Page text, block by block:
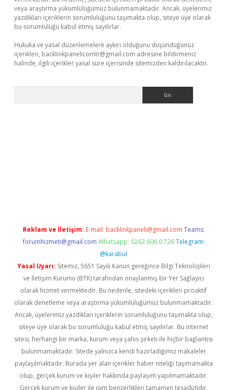
veya araştırma yükümlülüğümüz bulunmamaktadır. Ancak, üyelerimiz
yazdıkları içeriklerin sorumluluğunu taşımakta olup, siteye üye olarak
bu sorumluluğu kabul etmiş sayılırlar.
Hukuka ve yasal düzenlemelere aykırı olduğunu düşündüğünüz
içerikleri, backlinkpanelicomtr@gmail.com adresine bildirmeniz
halinde, ilgili içerikler yasal süre içerisinde sitemizden kaldırılacaktır.
Reklam ve İletişim: E-mail: backlinkpaneli@gmail.com Teams:
forumhizmeti@gmail.com Whatsapp: 0262 606 0 726 Telegram:
@karabul
Yasal Uyarı: Sitemiz, 5651 Sayılı Kanun gereğince Bilgi Teknolojileri
ve İletişim Kurumu (BTK) tarafından onaylanmış bir Yer Sağlayıcı
olarak hizmet vermektedir. Bu nedenle, sitedeki içerikleri proaktif
olarak denetleme veya araştırma yükümlülüğümüz bulunmamaktadır.
Ancak, üyelerimiz yazdıkları içeriklerin sorumluluğunu taşımakta olup,
siteye üye olarak bu sorumluluğu kabul etmiş sayılırlar. Bu internet
sitesi, herhangi bir marka, kurum veya şahıs şirketi ile hiçbir bağlantısı
bulunmamaktadır. Sitede yalnızca kendi hazırladığımız makaleler
paylaşılmaktadır. Burada yer alan içerikler haber niteliği taşımamakta
olup, gerçek kurum ve kişiler hakkında paylaşım yapılmamaktadır.
Gerçek kurum ve kişiler ile isim benzerlikleri tamamen tesadüfidir.